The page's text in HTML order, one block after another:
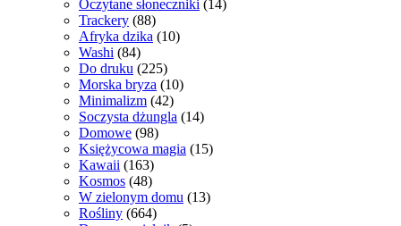
Oczytane słoneczniki (14)
Trackery (88)
Afryka dzika (10)
Washi (84)
Do druku (225)
Morska bryza (10)
Minimalizm (42)
Soczysta dżungla (14)
Domowe (98)
Księżycowa magia (15)
Kawaii (163)
Kosmos (48)
W zielonym domu (13)
Rośliny (664)